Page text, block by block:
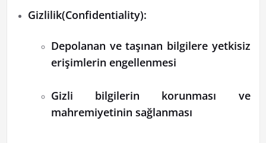
Gizlilik(Confidentiality):
Depolanan ve taşınan bilgilere yetkisiz
erişimlerin engellenmesi
Gizli bilgilerin korunması ve
mahremiyetinin sağlanması